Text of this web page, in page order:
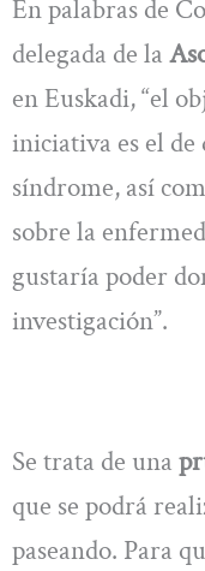
En palabras de
delegada de la
en Euskadi, “el
iniciativa es el
síndrome, así
sobre la
gustaría poder
investigación”.
Se trata de una
que se podrá
paseando. Para